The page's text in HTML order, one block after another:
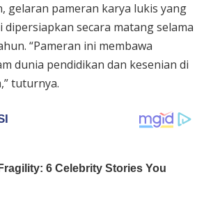
gelaran pameran karya lukis yang
secara matang selama
“Pameran ini membawa
dunia pendidikan dan kesenian di
tuturnya.